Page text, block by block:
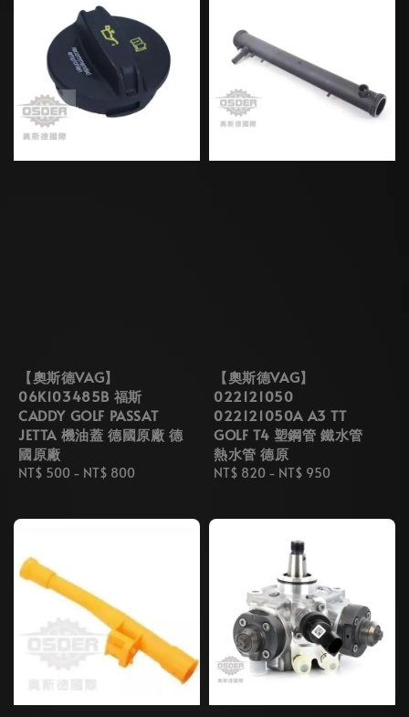
【奧斯德VAG】
06K103485B 福斯
CADDY GOLF PASSAT
JETTA 機油蓋 德國原廠 德
國原廠
Regular
NT$ 500 - NT$ 800
【奧斯德VAG】
022121050
022121050A A3 TT
GOLF T4 塑鋼管 鐵水管
熱水管 德原
Regular
NT$ 820 - NT$ 950